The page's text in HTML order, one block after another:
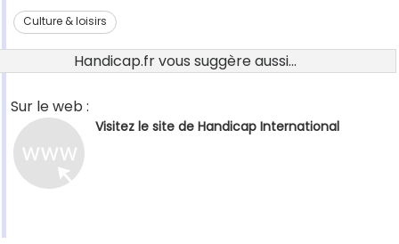
Culture & loisirs
Handicap.fr vous suggère aussi...
Sur le web :
Visitez le site de Handicap International